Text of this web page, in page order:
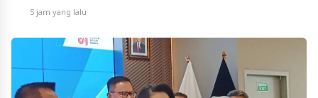
5 jam yang lalu